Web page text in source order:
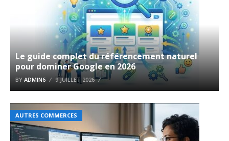
Le guide complet du référencement naturel
pour dominer Google en 2026
BY ADMIN6 9 JUILLET 2026
AUTRES COMMERCES